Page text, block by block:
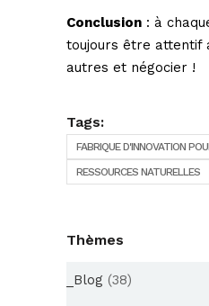
Conclusion : à
toujours être attentif
autres et négocier !
Tags:
FABRIQUE D'INNOVATION
RESSOURCES NATURELLES
Thèmes
_Blog (38)